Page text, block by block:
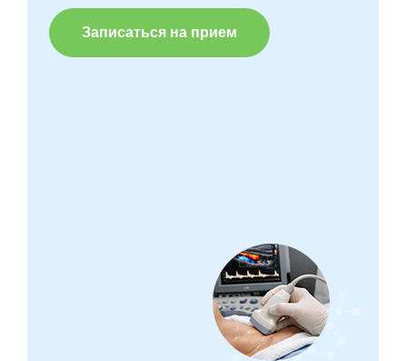
Записаться на прием